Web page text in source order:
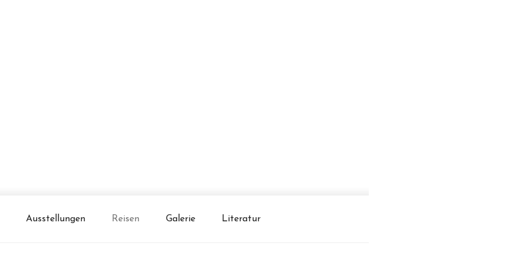
und Kirchenmaler
Ausstellungen Reisen Galerie Literatur